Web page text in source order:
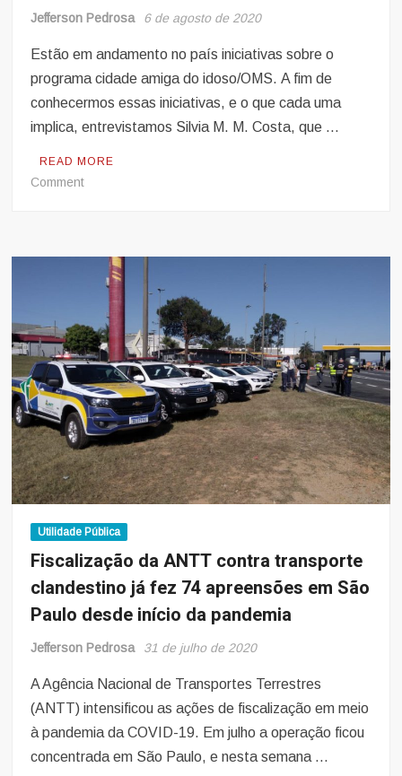
Jefferson Pedrosa 6 de agosto de 2020
Estão em andamento no país iniciativas sobre o
programa cidade amiga do idoso/OMS. A fim de
conhecermos essas iniciativas, e o que cada uma
implica, entrevistamos Silvia M. M. Costa, que …
READ MORE
Commenton
Idoso,
Cidades
todas
as
idades
ou
Estratégia
Brasil
Amigo
da
Pessoa
Utilidade Pública
Fiscalização da ANTT contra transporte
clandestino já fez 74 apreensões em São
Paulo desde início da pandemia
Jefferson Pedrosa 31 de julho de 2020
A Agência Nacional de Transportes Terrestres
(ANTT) intensificou as ações de fiscalização em meio
à pandemia da COVID-19. Em julho a operação ficou
concentrada em São Paulo, e nesta semana …